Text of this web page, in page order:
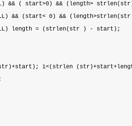
&& ( start>0) && (length> strlen
&& (start< 0) && (length>strlen
length = ( strlen(str ) - start);
i<( strlen